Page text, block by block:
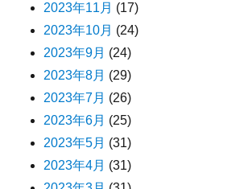
2023年11月 (17)
2023年10月 (24)
2023年9月 (24)
2023年8月 (29)
2023年7月 (26)
2023年6月 (25)
2023年5月 (31)
2023年4月 (31)